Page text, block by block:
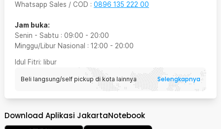
Whatsapp Sales / COD : 0896 135 222 00
Jam buka:
Senin - Sabtu : 09:00 - 20:00
Minggu/Libur Nasional : 12:00 - 20:00
Idul Fitri: libur
Beli langsung/self pickup di kota lainnya Selengkapnya
Download Aplikasi JakartaNotebook